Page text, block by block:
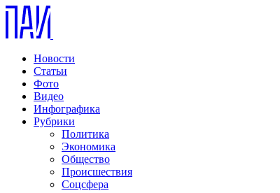
Новости
Статьи
Фото
Видео
Инфографика
Рубрики
Политика
Экономика
Общество
Происшествия
Соцсфера